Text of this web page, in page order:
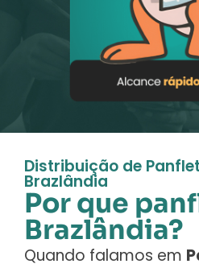
Distribuição de
Brazlândia
Por que
Brazlândia?
Quando falamos em